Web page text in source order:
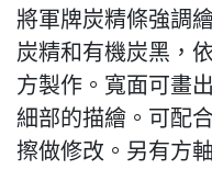
將軍牌炭精條強調
炭精和有機炭黑，
方製作。寬面可畫
細部的描繪。可配
擦做修改。另有方